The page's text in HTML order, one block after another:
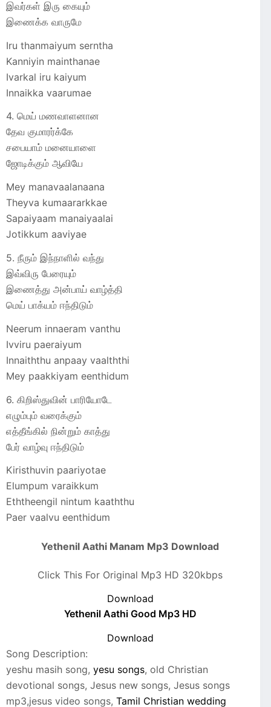
இவர்கள் இரு கையும்
இணைக்க வாருமே
Iru thanmaiyum serntha
Kanniyin mainthanae
Ivarkal iru kaiyum
Innaikka vaarumae
4. மெய் மணவாளனான
தேவ குமாரர்க்கே
சபையாம் மனையாளை
ஜோடிக்கும் ஆவியே
Mey manavaalanaana
Theyva kumaararkkae
Sapaiyaam manaiyaalai
Jotikkum aaviyae
5. நீரும் இந்நாளில் வந்து
இவ்விரு பேரையும்
இணைத்து அன்பாய் வாழ்த்தி
மெய் பாக்யம் ஈந்திடும்
Neerum innaeram vanthu
Ivviru paeraiyum
Innaiththu anpaay vaalththi
Mey paakkiyam eenthidum
6. கிறிஸ்துவின் பாரியோடே
எழும்பும் வரைக்கும்
எத்தீங்கில் நின்றும் காத்து
பேர் வாழ்வு ஈந்திடும்
Kiristhuvin paariyotae
Elumpum varaikkum
Eththeengil nintum kaaththu
Paer vaalvu eenthidum
Yethenil Aathi Manam Mp3 Download
Click This For Original Mp3 HD 320kbps
Download
Yethenil Aathi Good Mp3 HD
Download
Song Description:
yeshu masih song, yesu songs, old Christian
devotional songs, Jesus new songs, Jesus songs
mp3,jesus video songs, Tamil Christian wedding